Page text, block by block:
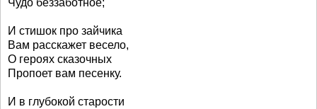
Чудо беззаботное;
И стишок про зайчика
Вам расскажет весело,
О героях сказочных
Пропоет вам песенку.
И в глубокой старости